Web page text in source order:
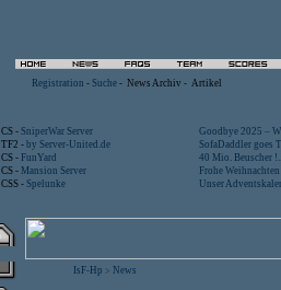
Registration - Suche - News Archiv - Artikel
CS - SniperWar Server
Goodbye 2025 –
TF2 - by Server-United.de
SofaDaddler goes
CS - FunYard
40 Mio. Beuscher
CS - Mansion Server
Frohe
CSS - Spelunke Unser
IsF-Hp > News